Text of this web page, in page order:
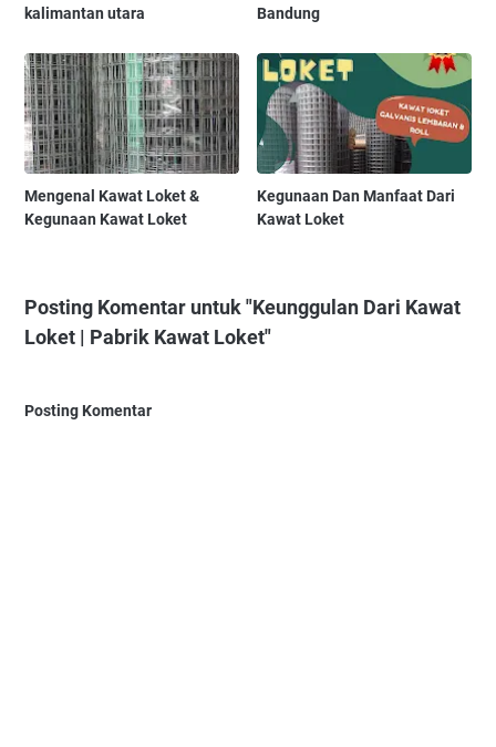
kalimantan utara
Bandung
Mengenal Kawat Loket &
Kegunaan Kawat Loket
Kegunaan Dan Manfaat Dari
Kawat Loket
Posting Komentar untuk "Keunggulan Dari Kawat
Loket | Pabrik Kawat Loket"
Posting Komentar